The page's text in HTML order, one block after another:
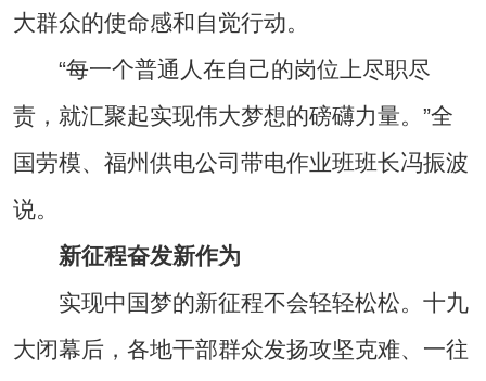
大群众的使命感和自觉行动。
“每一个普通人在自己的岗位上尽职尽
责，就汇聚起实现伟大梦想的磅礴力量。”全
国劳模、福州供电公司带电作业班班长冯振波
说。
新征程奋发新作为
实现中国梦的新征程不会轻轻松松。十九
大闭幕后，各地干部群众发扬攻坚克难、一往